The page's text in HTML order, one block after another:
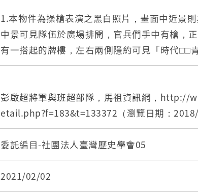
1.本物件為操槍表演之黑白照片，畫面中近景
中景可見隊伍於廣場排開，官兵們手中有槍，
有一搭起的牌樓，左右兩側隱約可見「時代□□
字樣，此景位於梅石休假中心。
2.彭啟超（1913－1982），湖北黃陂人，於民
5日擔任馬祖守備指揮部指揮官，並於任職期間
為中將，對於馬祖地區有諸多建設，包含完成
水泥道路鋪設、天后宮重修、陸軍醫院大廈承
學校牛奶站供應、開訓漁撈班及獸醫班、協建
眾服務站、擴建北竿機場、修建高登文康中心
路、改善營區及庫儲設備等。
彭啟超將軍與班超部隊，馬祖資訊網，
etail.php?f=183&t=133372（瀏覽日期：
委託編目-社團法人臺灣歷史學會05
2021/02/02